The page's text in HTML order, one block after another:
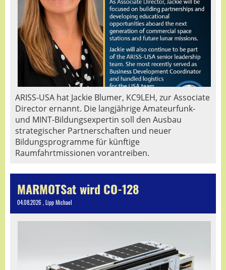
ARISS-USA hat Jackie Blumer, KC9LEH, zur Associate
Director ernannt. Die langjährige Amateurfunk-
und MINT-Bildungsexpertin soll den Ausbau
strategischer Partnerschaften und neuer
Bildungsprogramme für künftige
Raumfahrtmissionen vorantreiben.
MARMOTSat wird CO-128
04.08.2026 , Lipp Michael